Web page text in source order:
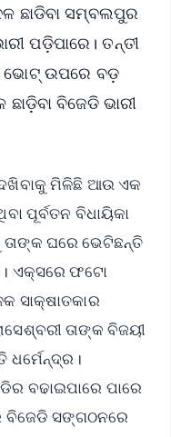
ଛାଡିବା ସମ୍ବଲପୁର
ପଡ଼ିପାରେ। ତନ୍ତୀ
ଭୋଟ୍ ଉପରେ ବଡ଼
ବିଜେଡି ଭାରୀ
ମିଳିଛି ଆଉ ଏକ
ପୂର୍ବତନ ବିଧାୟିକା
ତାଙ୍କ ଘରେ ଭେଟିଛନ୍ତି
ଏକ୍ସରେ ଫଟୋ
ସାକ୍ଷାତକାର
ତାଙ୍କ ବିଜୟୀ
ଧର୍ମେନ୍ଦ୍ର।
ବଢାଇପାରେ ପାରେ
ବିଜେଡି ସଙ୍ଗଠନରେ